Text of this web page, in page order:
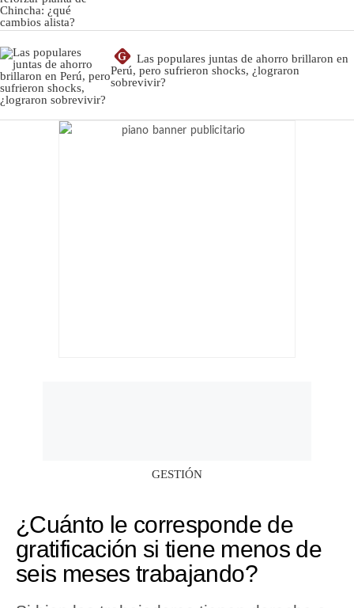
G
Las populares juntas de ahorro brillaron en
Perú, pero sufrieron shocks, ¿lograron
sobrevivir?